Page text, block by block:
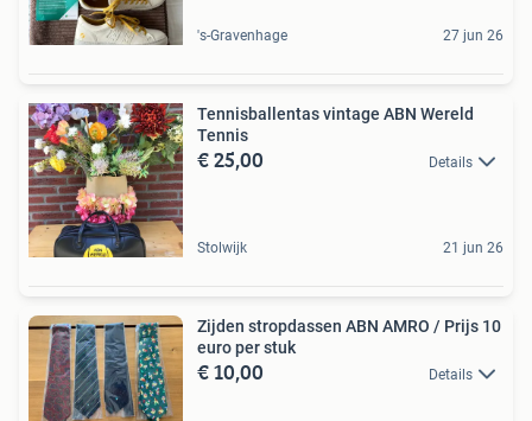
's-Gravenhage 27 jun 26
Tennisballentas vintage ABN Wereld
Tennis
€ 25,00 Details
Stolwijk 21 jun 26
Zijden stropdassen ABN AMRO / Prijs 10
euro per stuk
€ 10,00 Details